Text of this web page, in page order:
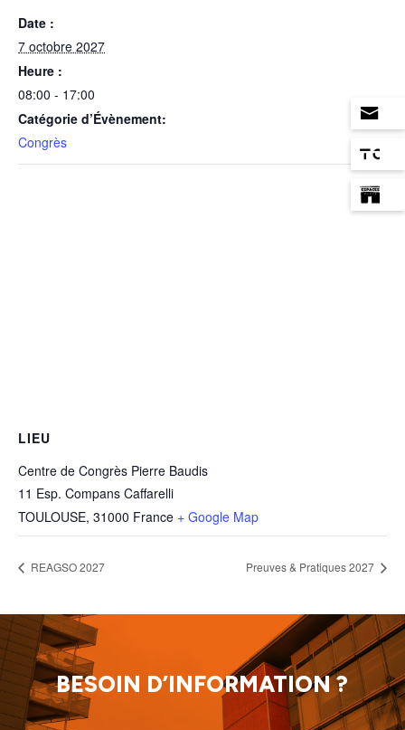
Date :
7 octobre 2027
Heure :
08:00 - 17:00
Catégorie d’Évènement:
Congrès
LIEU
Centre de Congrès Pierre Baudis
11 Esp. Compans Caffarelli
TOULOUSE, 31000 France + Google Map
REAGSO 2027 Preuves & Pratiques 2027
BESOIN D’INFORMATION ?